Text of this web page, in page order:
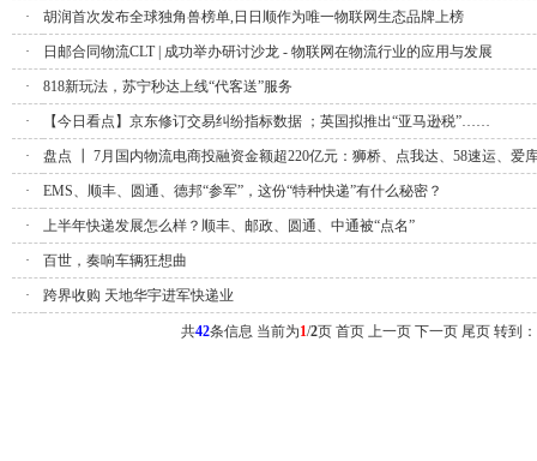
· 胡润首次发布全球独角兽榜单,日日顺作为唯一物联网生态品牌上榜
· 日邮合同物流CLT | 成功举办研讨沙龙 - 物联网在物流行业的应用与发展
· 818新玩法，苏宁秒达上线“代客送”服务
· 【今日看点】京东修订交易纠纷指标数据 ；英国拟推出“亚马逊税”……
· 盘点 ┃ 7月国内物流电商投融资金额超220亿元：狮桥、点我达、58速运、
· EMS、顺丰、圆通、德邦“参军”，这份“特种快递”有什么秘密？
· 上半年快递发展怎么样？顺丰、邮政、圆通、中通被“点名”
· 百世，奏响车辆狂想曲
· 跨界收购 天地华宇进军快递业
共42条信息 当前为1/2页 首页 上一页 下一页 尾页 转到